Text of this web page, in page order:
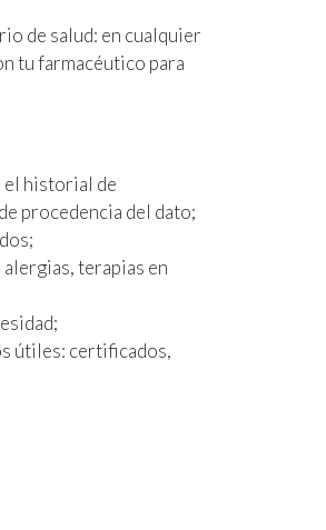
de salud: en cualquier
tu farmacéutico para
el historial de
procedencia del dato;
terapias en
útiles: certificados,